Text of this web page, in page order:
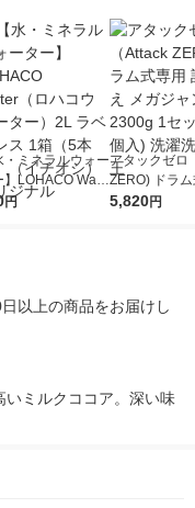
・ミネラルウォー
】LOHACO Wate
ハコウォータ
円
アタックゼロ
ZERO) ドラ
詰め替え メガ
5,820円
以上の商品をお届けし
いミルクココア。深い味